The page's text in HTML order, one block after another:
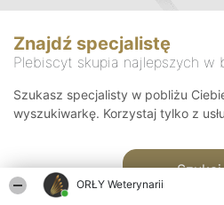
ORŁY Weterynarii
Znajdź specjalistę
Plebiscyt skupia najlepszych w
Szukasz specjalisty w pobliżu
wyszukiwarkę. Korzystaj tylko z
Szukaj